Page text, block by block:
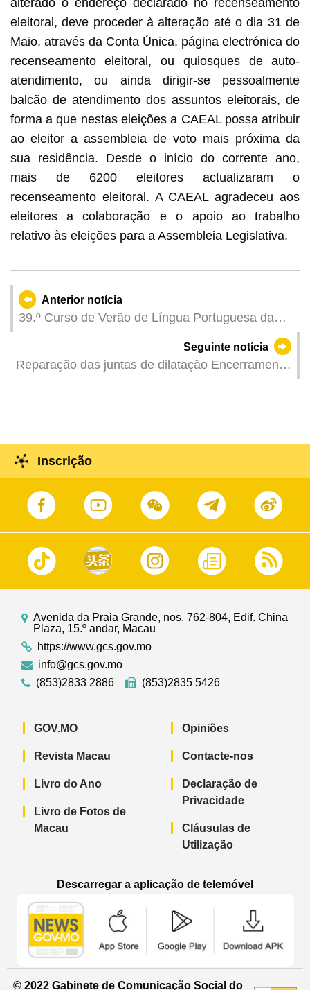
eleitoral, deve proceder à alteração até o dia 31 de
Maio, através da Conta Única, página electrónica do
recenseamento eleitoral, ou quiosques de auto-
atendimento, ou ainda dirigir-se pessoalmente
balcão de atendimento dos assuntos eleitorais, de
forma a que nestas eleições a CAEAL possa atribuir
ao eleitor a assembleia de voto mais próxima da
sua residência. Desde o início do corrente ano,
mais de 6200 eleitores actualizaram o
recenseamento eleitoral. A CAEAL agradeceu aos
eleitores a colaboração e o apoio ao trabalho
relativo às eleições para a Assembleia Legislativa.
Anterior notícia
39.º Curso de Verão de Língua Portuguesa da
Seguinte notícia
Reparação das juntas de dilatação Encerramento
Inscrição
Avenida da Praia Grande, nos. 762-804, Edif. China
Plaza, 15.º andar, Macau
https://www.gcs.gov.mo
info@gcs.gov.mo
(853)2833 2886
(853)2835 5426
GOV.MO
Revista Macau
Livro do Ano
Livro de Fotos de
Macau
Opiniões
Contacte-nos
Declaração de
Privacidade
Cláusulas de
Utilização
Descarregar a aplicação de telemóvel
© 2022 Gabinete de Comunicação Social do